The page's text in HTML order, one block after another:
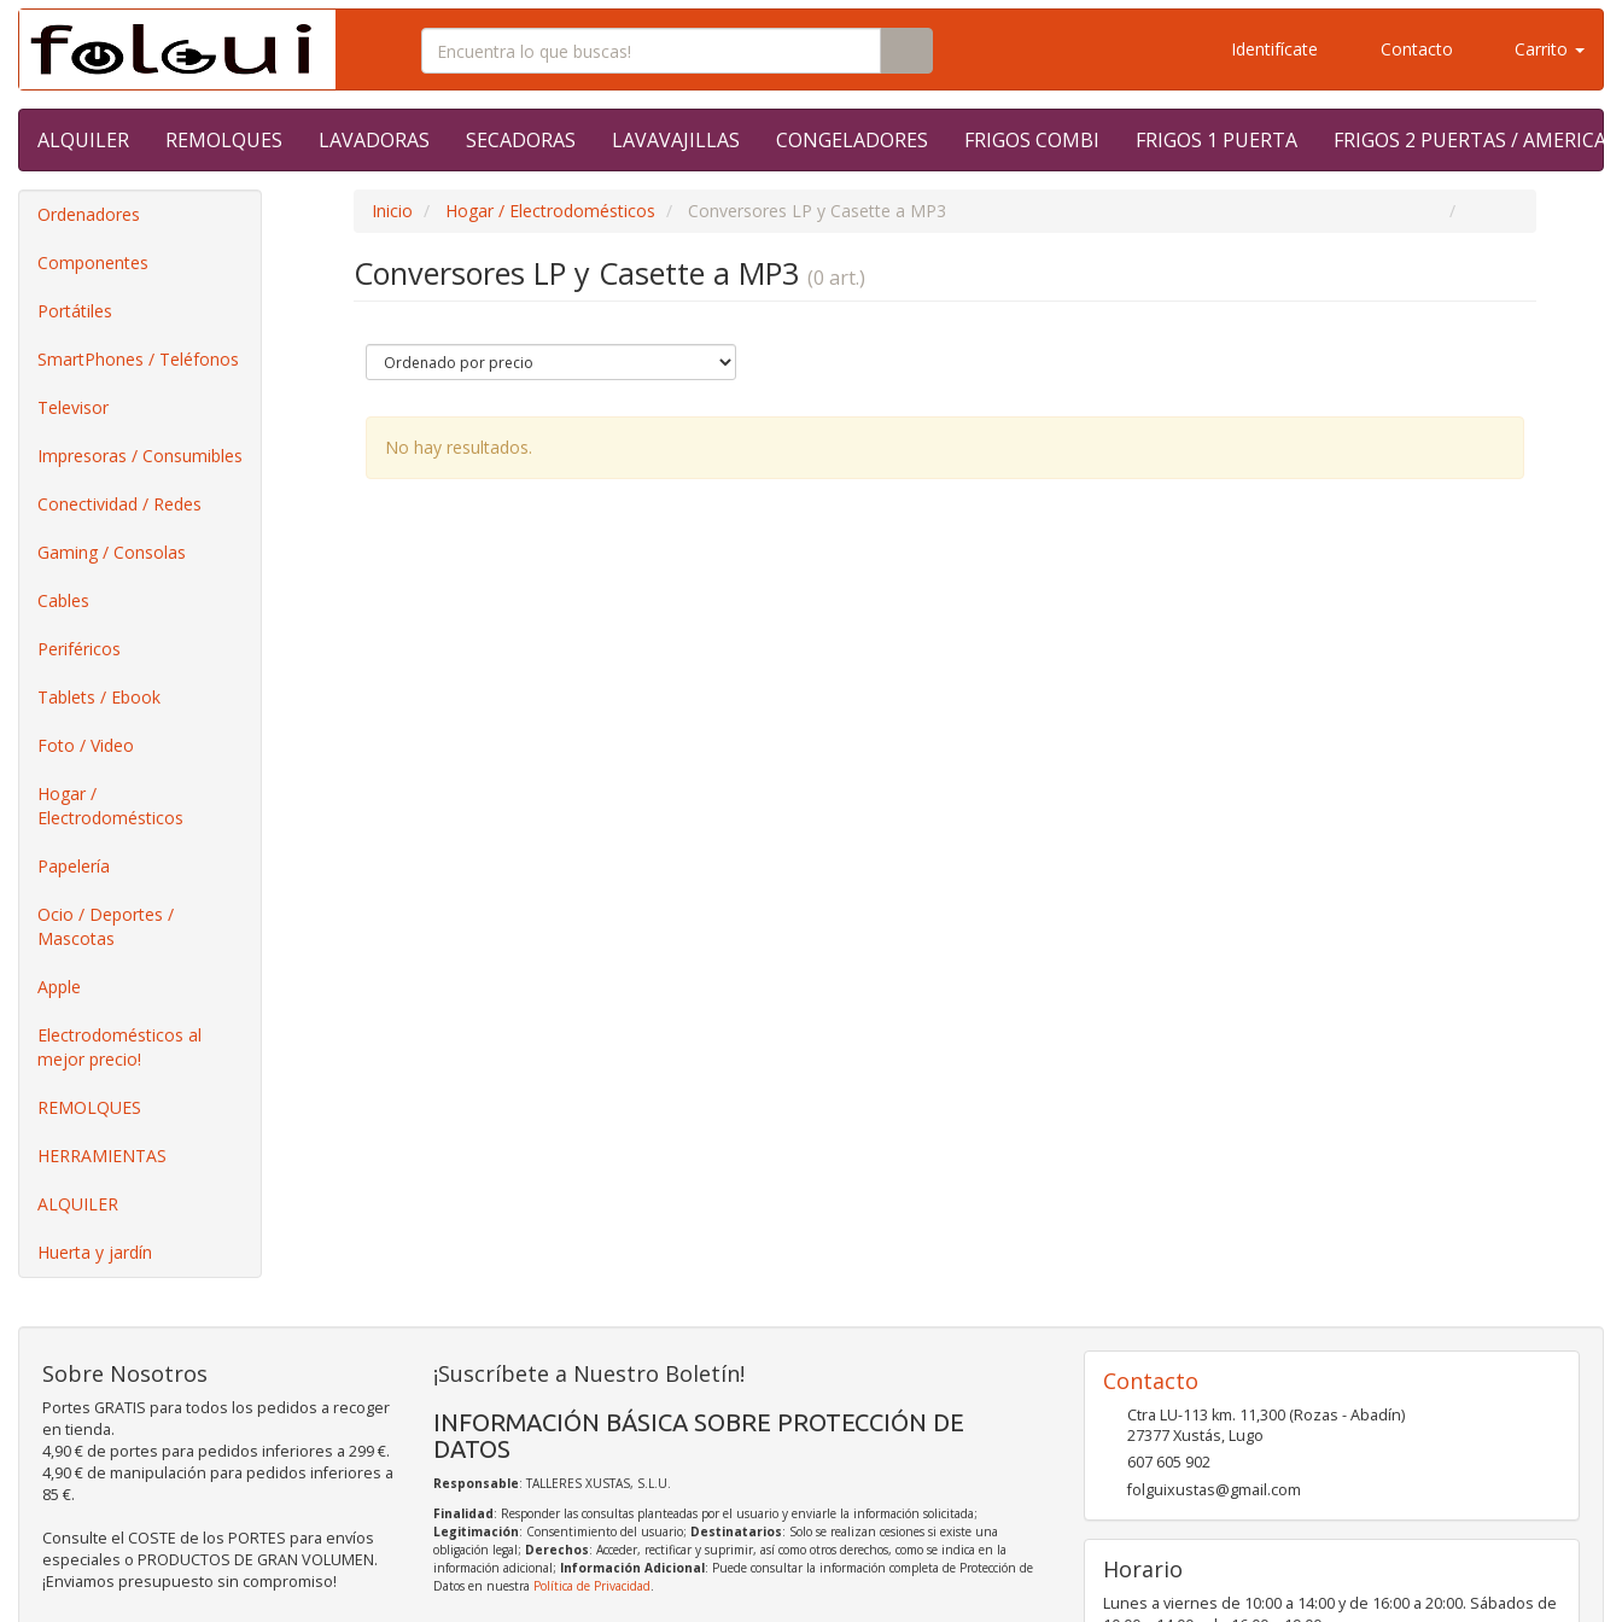
Identifícate Contacto Carrito
ALQUILER REMOLQUES LAVADORAS SECADORAS LAVAVAJILLAS CONGELADORES FRIGOS COMBI FRIGOS 1 PUERTA FRIGOS 2 PUERTAS /
Ordenadores
Componentes
Portátiles
SmartPhones / Teléfonos
Televisor
Impresoras / Consumibles
Conectividad / Redes
Gaming / Consolas
Cables
Periféricos
Tablets / Ebook
Foto / Video
Hogar /
Electrodomésticos
Papelería
Ocio / Deportes /
Mascotas
Apple
Electrodomésticos al
mejor precio!
REMOLQUES
HERRAMIENTAS
ALQUILER
Huerta y jardín
Inicio Hogar / Electrodomésticos Conversores LP y Casette a MP3
Conversores LP y Casette a MP3 (0 art.)
No hay resultados.
Sobre Nosotros
Portes GRATIS para todos los pedidos a recoger
en tienda.
4,90 € de portes para pedidos inferiores a 299 €.
4,90 € de manipulación para pedidos inferiores a
85 €.
Consulte el COSTE de los PORTES para envíos
especiales o PRODUCTOS DE GRAN VOLUMEN.
¡Enviamos presupuesto sin compromiso!
¡Suscríbete a Nuestro Boletín!
INFORMACIÓN BÁSICA SOBRE PROTECCIÓN DE
DATOS
Responsable: TALLERES XUSTAS, S.L.U.
Finalidad: Responder las consultas planteadas por el usuario y enviarle la información solicitada;
Legitimación: Consentimiento del usuario; Destinatarios: Solo se realizan cesiones si existe una
obligación legal; Derechos: Acceder, rectificar y suprimir, así como otros derechos, como se indica en la
información adicional; Información Adicional: Puede consultar la información completa de Protección de
Datos en nuestra Política de Privacidad.
Contacto
Ctra LU-113 km. 11,300 (Rozas - Abadín)
27377Xustás,Lugo
607 605 902
folguixustas@gmail.com
Horario
Lunes a viernes de 10:00 a 14:00 y de 16:00 a 20:00. Sábados de